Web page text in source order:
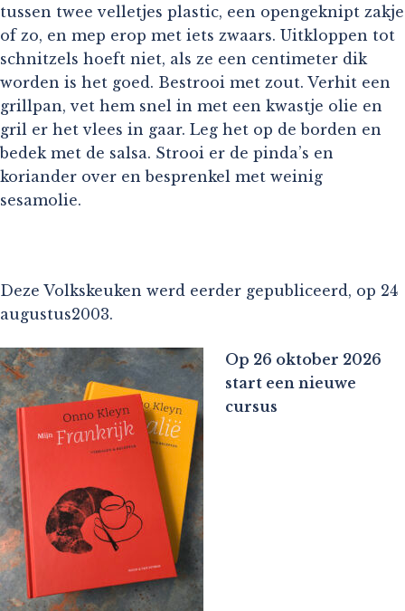
tussen twee velletjes plastic, een opengeknipt zakje
of zo, en mep erop met iets zwaars. Uitkloppen tot
schnitzels hoeft niet, als ze een centimeter dik
worden is het goed. Bestrooi met zout. Verhit een
grillpan, vet hem snel in met een kwastje olie en
gril er het vlees in gaar. Leg het op de borden en
bedek met de salsa. Strooi er de pinda’s en
koriander over en besprenkel met weinig
sesamolie.
Deze Volkskeuken werd eerder gepubliceerd, op 24
augustus2003.
Op 26 oktober 2026
start een nieuwe
cursus